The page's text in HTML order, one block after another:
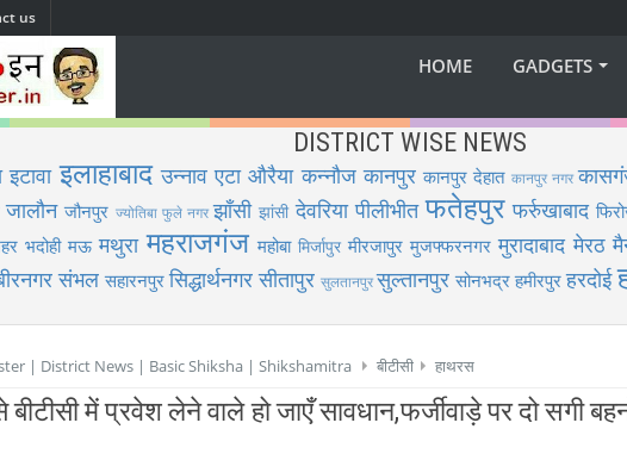
us
HOME GADGETS
DISTRICT WISE NEWS
इटावा इलाहाबाद उन्नाव एटा औरैया कन्नौज कानपुर कानपुर देहात कानपुर नगर
जालौन जौनपुर ज्योतिबा फुले नगर झाँसी झांसी देवरिया पीलीभीत फतेहपुर फर्रुखाबाद
भदोही मऊ मथुरा महराजगंज महोबा मिर्जापुर मीरजापुर मुजफ्फरनगर मुरादाबाद मेरठ
संभल सहारनपुर सिद्धार्थनगर सीतापुर सुलतानपुरसुल्तानपुर सोनभद्र हमीरपुर हरदोई
| District News | Basic Shiksha | Shikshamitra बीटीसी हाथरस
में प्रवेश लेने वाले हो जाएँ सावधान,फर्जीवाड़े पर दो सगी